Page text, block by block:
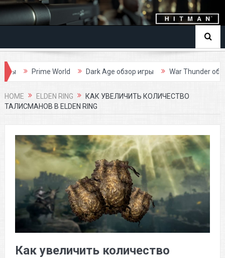
World Dark Age обзор игры War Thunder обзор игры
HOME ELDEN RING
КАК УВЕЛИЧИТЬ КОЛИЧЕСТВО
ТАЛИСМАНОВ В ELDEN RING
Как увеличить количество